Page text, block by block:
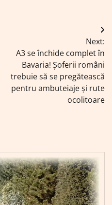
Next:
A3 se închide complet în
Bavaria! Șoferii români
trebuie să se pregătească
pentru ambuteiaje și rute
ocolitoare